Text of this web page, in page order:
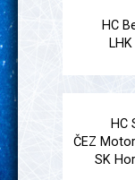
HC
HC
ČEZ
SK